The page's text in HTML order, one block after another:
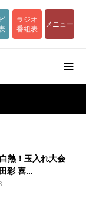
ラジオ
番組表
メニュー
熱！玉入れ大会
彩 喜...